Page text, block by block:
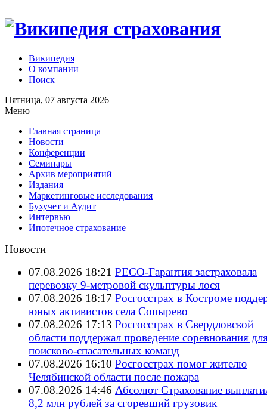
Википедия
О компании
Поиск
Пятница, 07 августа 2026
Меню
Главная страница
Новости
Конференции
Семинары
Архив мероприятий
Издания
Маркетинговые исследования
Бухучет и Аудит
Интервью
Ипотечное страхование
Новости
07.08.2026 18:21 РЕСО-Гарантия застраховала
перевозку 9-метровой скульптуры лося
07.08.2026 18:17 Росгосстрах в Костроме
юных активистов села Сопырево
07.08.2026 17:13 Росгосстрах в Свердловской
области поддержал проведение соревнования
поисково‑спасательных команд
07.08.2026 16:10 Росгосстрах помог жителю
Челябинской области после пожара
07.08.2026 14:46 Абсолют Страхование
8,2 млн рублей за сгоревший грузовик